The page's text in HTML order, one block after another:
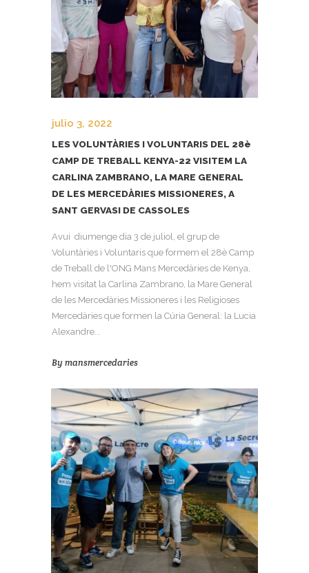
julio 3, 2022
LES VOLUNTÀRIES I VOLUNTARIS DEL 28è
CAMP DE TREBALL KENYA-22 VISITEM LA
CARLINA ZAMBRANO, LA MARE GENERAL
DE LES MERCEDÀRIES MISSIONERES, A
SANT GERVASI DE CASSOLES
Avui diumenge dia 3 de juliol, el grup de
Voluntàries i Voluntaris que formem el 28è Camp
de Treball de l'ONG Mans Mercedàries de Kenya,
hem visitat la Carlina Zambrano, la Mare General
de les Mercedàries Missioneres i les Religioses
Mercedàries que formen la Cúria General: la Lucia
Alexandre...
By mansmercedaries